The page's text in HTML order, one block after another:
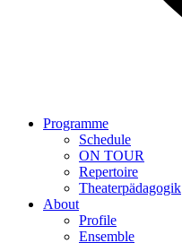
Programme
Schedule
ON TOUR
Repertoire
Theaterpädagogik
About
Profile
Ensemble